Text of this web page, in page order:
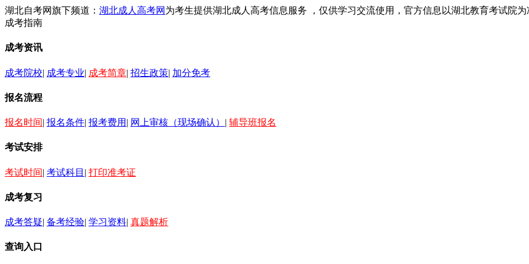
湖北自考网旗下频道： 湖北成人高考网 为考生提供湖北成人高考信息服务 ，仅供学习交流使用，官方信息以湖北教育考试院为
成考指南
成考资讯
成考院校| 成考专业| 成考简章| 招生政策| 加分免考
报名流程
报名时间| 报名条件| 报考费用 | 网上审核（现场确认） | 辅导班报名
考试安排
考试时间| 考试科目 | 打印准考证
成考复习
成考答疑| 备考经验| 学习资料| 真题解析
查询入口